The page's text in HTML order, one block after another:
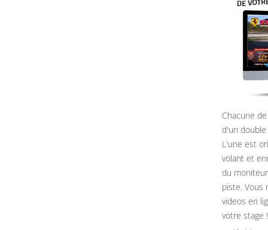
Chacune
d'un
L'une est
volant et
du
piste. Vous
videos en
votre stage !